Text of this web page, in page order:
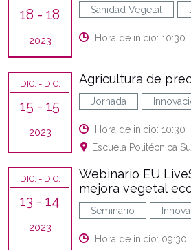
18 - 18
2023
Sanidad Vegetal
Hora de inicio: 10:30
DIC. - DIC.
15 - 15
2023
Agricultura de
Jornada
Hora de inicio: 10:30
Escuela Politécnica
DIC. - DIC.
13 - 14
2023
Webinario EU
mejora vegetal
Seminario
Hora de inicio: 09:30